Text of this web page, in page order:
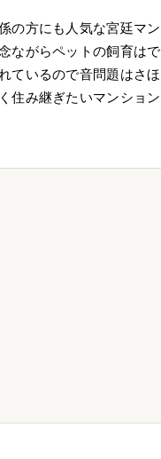
の方にも人気な宮廷マン
ながらペットの飼育はで
ているので音問題はさほ
住み継ぎたいマンション